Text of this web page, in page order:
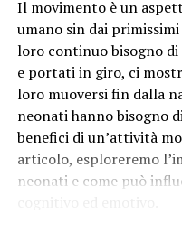
Il gioco stimola la
incoraggiando i bambini
sviluppare storie.
migliora la capacità
flessibilità mentale e la
problemi.
Riduzione dello
Il movimento è un
umano sin dai
loro continuo bisogno
e portati in giro, ci
loro muoversi fin dalla
neonati hanno bisogno
benefici di un’attività
articolo, esploreremo
neonati e come può